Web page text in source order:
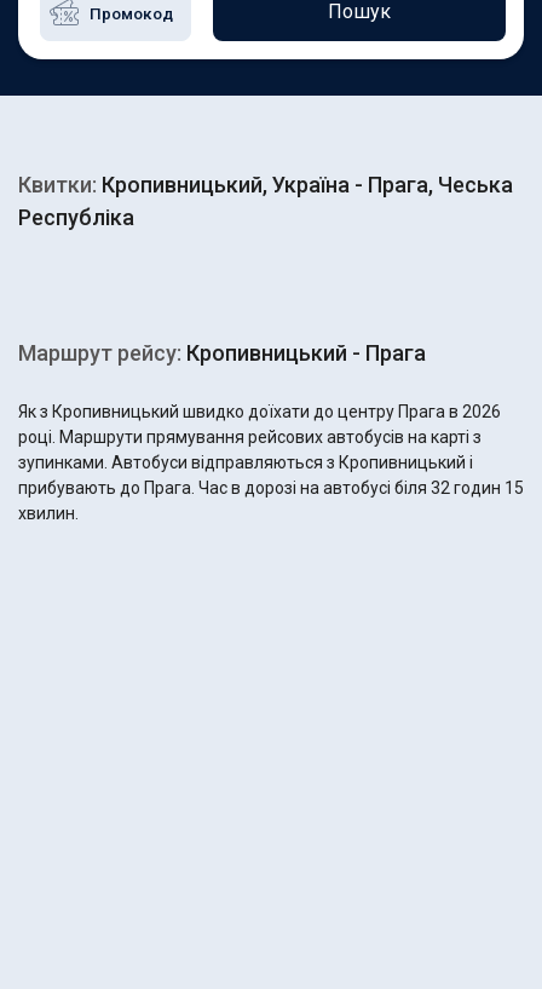
Пошук
Квитки: Кропивницький, Україна - Прага, Чеська
Республіка
Маршрут рейсу: Кропивницький - Прага
Як з Кропивницький швидко доїхати до центру Прага в 2026
році. Маршрути прямування рейсових автобусів на карті з
зупинками. Автобуси відправляються з Кропивницький і
прибувають до Прага. Час в дорозі на автобусі біля 32 годин 15
хвилин.